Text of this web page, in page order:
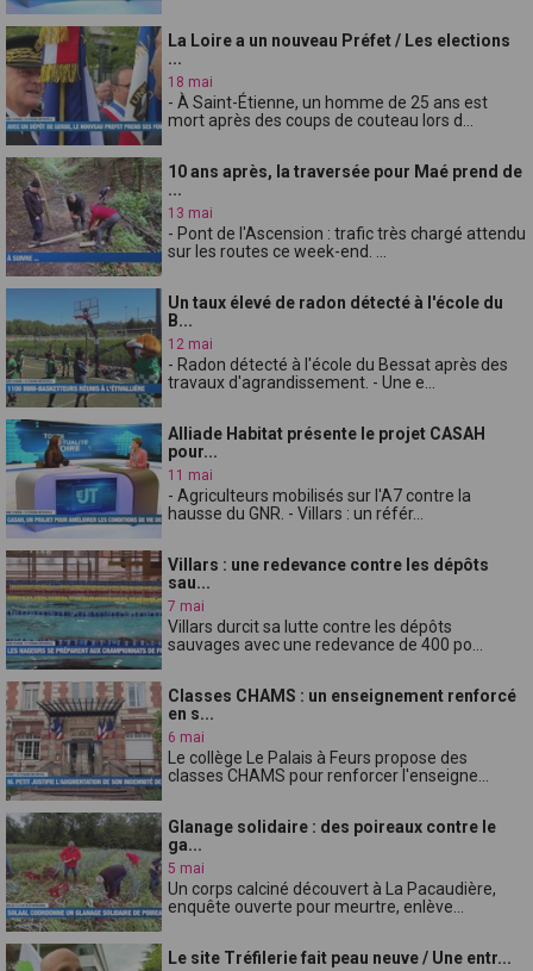
La Loire a un nouveau Préfet / Les elections
...
18 mai
- À Saint-Étienne, un homme de 25 ans est
mort après des coups de couteau lors d...
10 ans après, la traversée pour Maé prend de
...
13 mai
- Pont de l'Ascension : trafic très chargé attendu
sur les routes ce week-end. ...
Un taux élevé de radon détecté à l'école du
B...
12 mai
- Radon détecté à l'école du Bessat après des
travaux d'agrandissement. - Une e...
Alliade Habitat présente le projet CASAH
pour...
11 mai
- Agriculteurs mobilisés sur l'A7 contre la
hausse du GNR. - Villars : un référ...
Villars : une redevance contre les dépôts
sau...
7 mai
Villars durcit sa lutte contre les dépôts
sauvages avec une redevance de 400 po...
Classes CHAMS : un enseignement renforcé
en s...
6 mai
Le collège Le Palais à Feurs propose des
classes CHAMS pour renforcer l'enseigne...
Glanage solidaire : des poireaux contre le
ga...
5 mai
Un corps calciné découvert à La Pacaudière,
enquête ouverte pour meurtre, enlève...
Le site Tréfilerie fait peau neuve / Une entr...